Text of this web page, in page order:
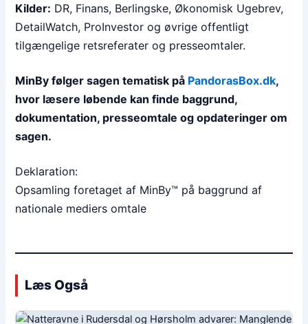
Kilder: DR, Finans, Berlingske, Økonomisk Ugebrev,
DetailWatch, ProInvestor og øvrige offentligt
tilgængelige retsreferater og presseomtaler.
MinBy følger sagen tematisk på PandorasBox.dk,
hvor læsere løbende kan finde baggrund,
dokumentation, presseomtale og opdateringer om
sagen.
Deklaration:
Opsamling foretaget af MinBy™ på baggrund af
nationale mediers omtale
Læs Også